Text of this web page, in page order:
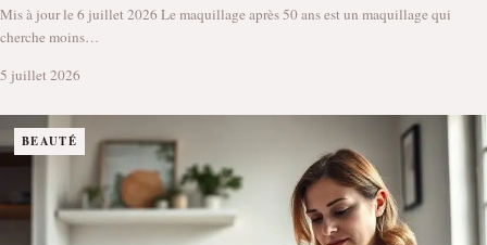
Mis à jour le 6 juillet 2026 Le maquillage après 50 ans est un maquillage qui
cherche moins…
5 juillet 2026
BEAUTÉ